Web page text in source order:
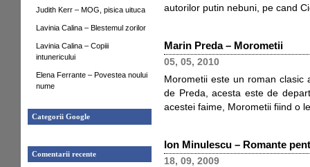
Judith Kerr – MOG, pisica uituca
Lavinia Calina – Blestemul zorilor
Lavinia Calina – Copiii
intunericului
Elena Ferrante – Povestea noului
nume
Categorii Google
Comentarii recente
autorilor putin nebuni, pe cand
Marin Preda – Morometii
05, 05, 2010
Morometii este un roman clasic
de Preda, acesta este de
acestei faime, Morometii fiind o
Ion Minulescu – Romante
18, 09, 2009